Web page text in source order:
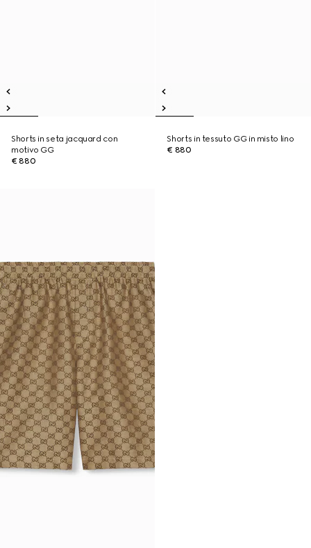
Shorts in seta jacquard con
motivo GG
€ 880
Shorts in tessuto GG in misto lino
€ 880